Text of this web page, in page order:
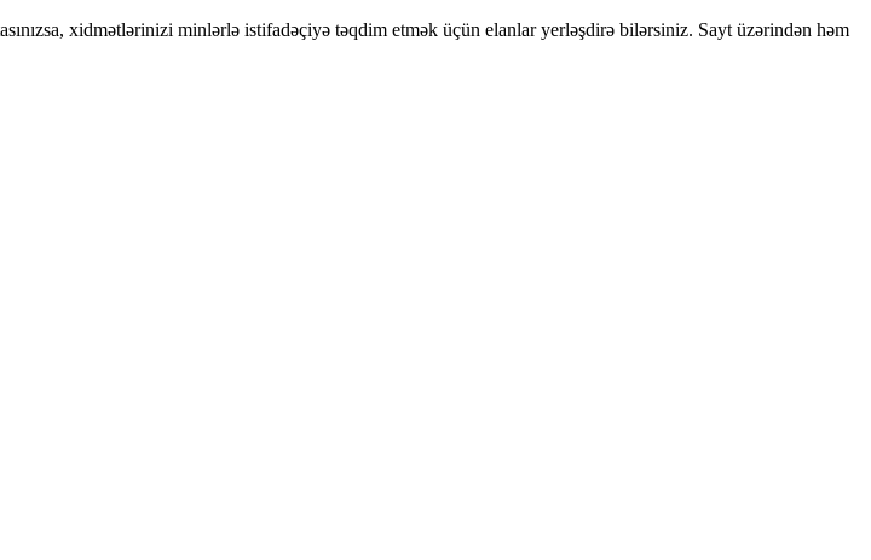
xidmətlərinizi minlərlə istifadəçiyə təqdim etmək üçün elanlar yerləşdirə bilərsiniz. Sayt üzərindən həm